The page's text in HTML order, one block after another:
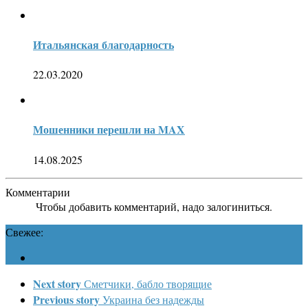
Итальянская благодарность
22.03.2020
Мошенники перешли на MAX
14.08.2025
Комментарии
Чтобы добавить комментарий, надо залогиниться.
Свежее:
Next storyСметчики, бабло творящие
Previous storyУкраина без надежды